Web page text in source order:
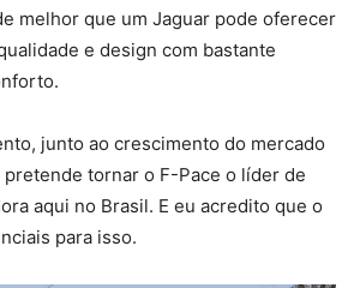
melhor que um Jaguar pode oferecer
e design com bastante
junto ao crescimento do mercado
pretende tornar o F-Pace o líder de
aqui no Brasil. E eu acredito que o
para isso.